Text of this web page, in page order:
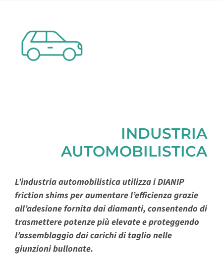
INDUSTRIA
AUTOMOBILISTICA
L’industria automobilistica utilizza i DIANIP
friction shims per aumentare l’efficienza grazie
all’adesione fornita dai diamanti, consentendo di
trasmettere potenze più elevate e proteggendo
l’assemblaggio dai carichi di taglio nelle
giunzioni bullonate.